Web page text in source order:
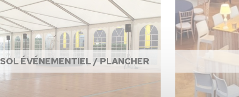
SOL ÉVÉNEMENTIEL / PLANCHER